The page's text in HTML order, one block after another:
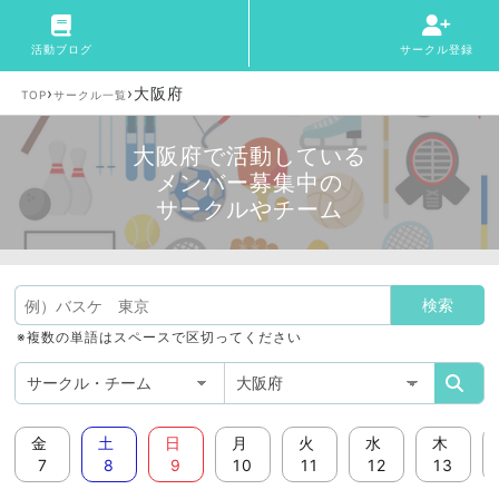
活動ブログ サークル登録
TOP›サークル一覧 ›大阪府
大阪府で活動している
メンバー募集中の
サークルやチーム
※複数の単語はスペースで区切ってください
金
7
土
8
日
9
月
10
火
11
水
12
木
13